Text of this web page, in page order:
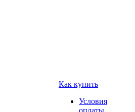
Как купить
Условия
оплаты